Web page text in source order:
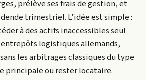
prélève ses frais de gestion, et
trimestriel. L’idée est simple :
à des actifs inaccessibles seul
logistiques allemands,
les arbitrages classiques du type
principale ou rester locataire.